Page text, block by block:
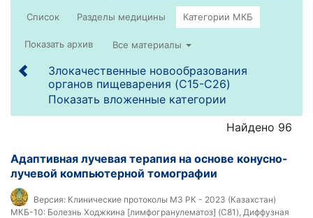
Список
Все материалы
Злокачественные новообразования
органов пищеварения (C15-C26)
Показать вложенные категории
Найдено 96
Адаптивная лучевая терапия на основе конусно-
лучевой компьютерной томографии
Версия: Клинические протоколы МЗ РК - 2023 (Казахстан)
МКБ-10: Болезнь Ходжкина [лимфогранулематоз] (C81), Диффузная